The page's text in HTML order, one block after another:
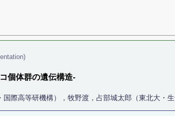
個体群の遺伝構造-
際高等研機構），牧野渡，占部城太郎（東北大・生